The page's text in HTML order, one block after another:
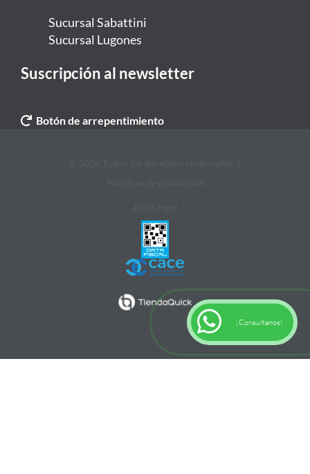
Sucursal Sabattini
Sucursal Lugones
Suscripción al newsletter
Botón de arrepentimiento
¡Consultanos!